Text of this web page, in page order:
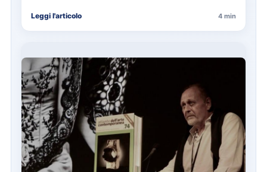
Leggi l'articolo 4 min